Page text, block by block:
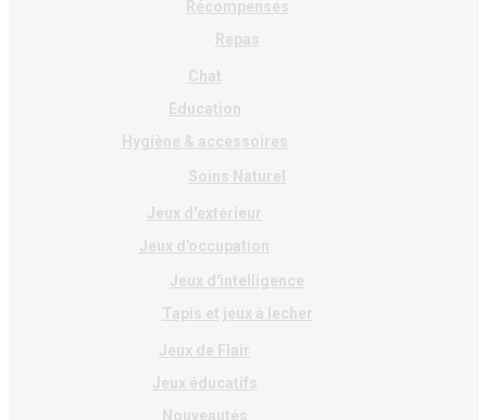
Récompenses
Repas
Chat
Education
Hygiène & accessoires
Soins Naturel
Jeux d'extérieur
Jeux d'occupation
Jeux d'intelligence
Tapis et jeux à lecher
Jeux de Flair
Jeux éducatifs
Nouveautés